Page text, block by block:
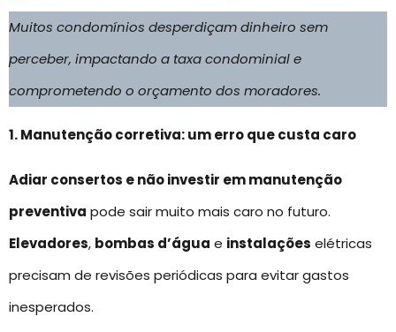
Muitos condomínios desperdiçam dinheiro sem
perceber, impactando a taxa condominial e
comprometendo o orçamento dos moradores.
1. Manutenção corretiva: um erro que custa caro
Adiar consertos e não investir em manutenção
preventiva pode sair muito mais caro no futuro.
Elevadores, bombas d’água e instalações elétricas
precisam de revisões periódicas para evitar gastos
inesperados.